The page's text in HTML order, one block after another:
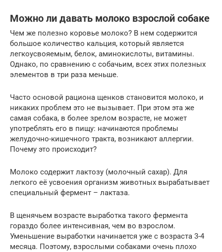
Можно ли давать молоко взрослой собаке
Чем же полезно коровье молоко? В нем содержится
большое количество кальция, который является
легкоусвояемым, белок, аминокислоты, витамины.
Однако, по сравнению с собачьим, всех этих полезных
элементов в три раза меньше.
Часто основой рациона щенков становится молоко, и
никаких проблем это не вызывает. При этом эта же
самая собака, в более зрелом возрасте, не может
употреблять его в пищу: начинаются проблемы
желудочно-кишечного тракта, возникают аллергии.
Почему это происходит?
Молоко содержит лактозу (молочный сахар). Для
легкого её усвоения организм животных вырабатывает
специальный фермент – лактаза.
В щенячьем возрасте выработка такого фермента
гораздо более интенсивная, чем во взрослом.
Уменьшение выработки начинается уже с возраста 3-4
месяца. Поэтому, взрослыми собаками очень плохо